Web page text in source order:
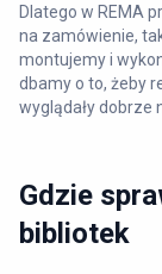
Dlatego w REMA
na zamówienie,
montujemy i
dbamy o to, żeby
wyglądały dobrze
Gdzie
bibliotek